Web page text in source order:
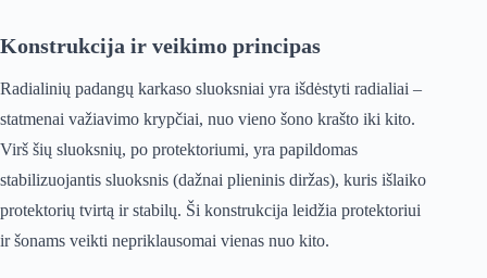
Konstrukcija ir veikimo principas
Radialinių padangų karkaso sluoksniai yra išdėstyti radialiai –
statmenai važiavimo krypčiai, nuo vieno šono krašto iki kito.
Virš šių sluoksnių, po protektoriumi, yra papildomas
stabilizuojantis sluoksnis (dažnai plieninis diržas), kuris išlaiko
protektorių tvirtą ir stabilų. Ši konstrukcija leidžia protektoriui
ir šonams veikti nepriklausomai vienas nuo kito.